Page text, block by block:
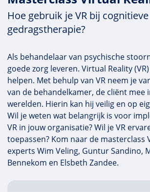
Hoe gebruik je VR bij cognitieve
gedragstherapie?
Als behandelaar van psychische
goede zorg leveren. Virtual Reality
helpen. Met behulp van VR neem je
van de behandelkamer, de cliënt mee
werelden. Hierin kan hij veilig en op
Wil je weten wat belangrijk is voor
VR in jouw organisatie? Wil je VR
toepassen? Kom naar de masterclass
experts Wim Veling, Guntur Sandino,
Bennekom en Elsbeth Zandee.